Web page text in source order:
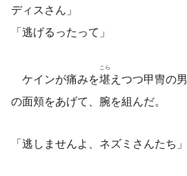
ディスさん」
「逃げるったって」
ケインが痛みを堪
こら
えつつ甲冑の
の面頬をあげて、腕を組んだ。
「逃しませんよ、ネズミさんたち」